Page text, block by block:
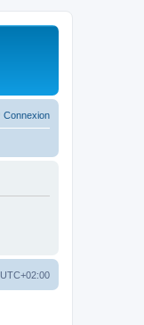
Connexion
UTC+02:00